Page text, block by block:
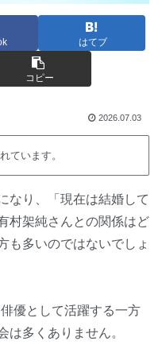
はてブ
コピー
2026.07.03
ています。
なり、「現在は結婚して
村架純さんとの関係はど
も多いのではないでしょ
優として活躍する一方
は多くありません。